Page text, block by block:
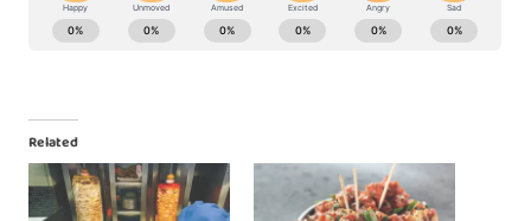
Related